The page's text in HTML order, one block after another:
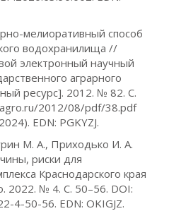
мелиоративный способ
водохранилища //
электронный научный
аграрного
ресурс]. 2012. № 82. С.
2012/08/pdf/38.pdf
EDN: PGKYZJ.
М. А., Приходько И. А.
риски для
Краснодарского края
2022. № 4. С. 50–56. DOI:
4-50-56. EDN: OKIGJZ.